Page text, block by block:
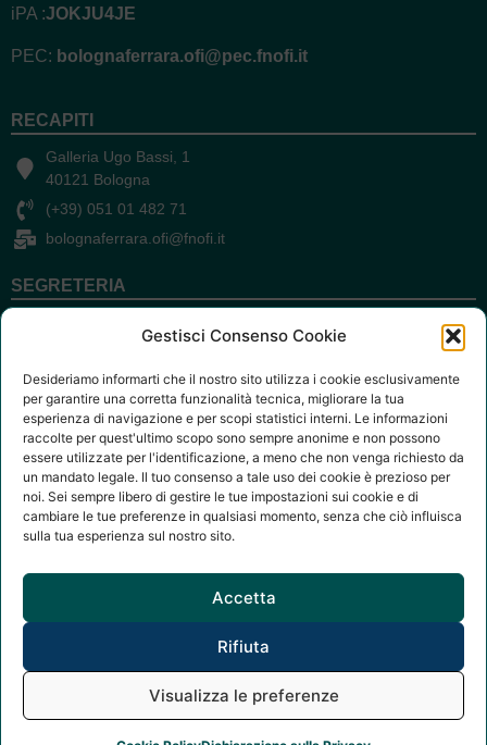
World PT Day
2026: Salute
cardiovascolare
e prevenzione
dell’ictus
2026 –
Prevenire
Camminando:
appuntamenti
per la salute
cardiovascolare
e la
prevenzione
dell’ictus
Un canestro in
formazione,
memoria a
Gestisci Consenso Cookie
Desideriamo informarti che il nostro sito utilizza i cookie esclusivamente
per garantire una corretta funzionalità tecnica, migliorare la tua
esperienza di navigazione e per scopi statistici interni. Le informazioni
raccolte per quest'ultimo scopo sono sempre anonime e non possono
essere utilizzate per l'identificazione, a meno che non venga richiesto da
un mandato legale. Il tuo consenso a tale uso dei cookie è prezioso per
noi. Sei sempre libero di gestire le tue impostazioni sui cookie e di
cambiare le tue preferenze in qualsiasi momento, senza che ciò influisca
sulla tua esperienza sul nostro sito.
Accetta
Rifiuta
Visualizza le preferenze
iPA :JOKJU4JE
PEC: bolognaferrara.ofi@pec.fnofi.it
RECAPITI
Galleria Ugo Bassi, 1
40121 Bologna
(+39) 051 01 482 71
bolognaferrara.ofi@fnofi.it
SEGRETERIA
Lun, Gio 10:00 -13:00
Mar 14:00 - 18:00
Amministrazione Trasparente
Richiesta Patrocini
Dichiarazione Accessibilità